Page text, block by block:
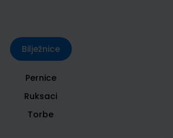
Bilježnice
Pernice
Ruksaci
Torbe